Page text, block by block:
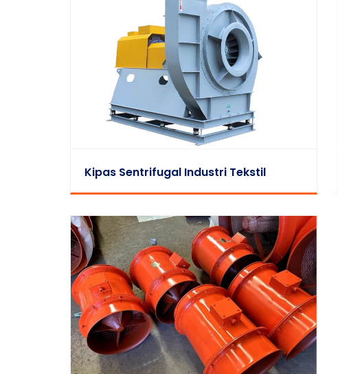
Kipas Sentrifugal Industri Tekstil